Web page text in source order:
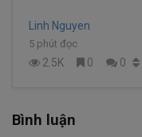
Linh Nguyen
5 phút đọc
2.5K 0 0
Bình luận